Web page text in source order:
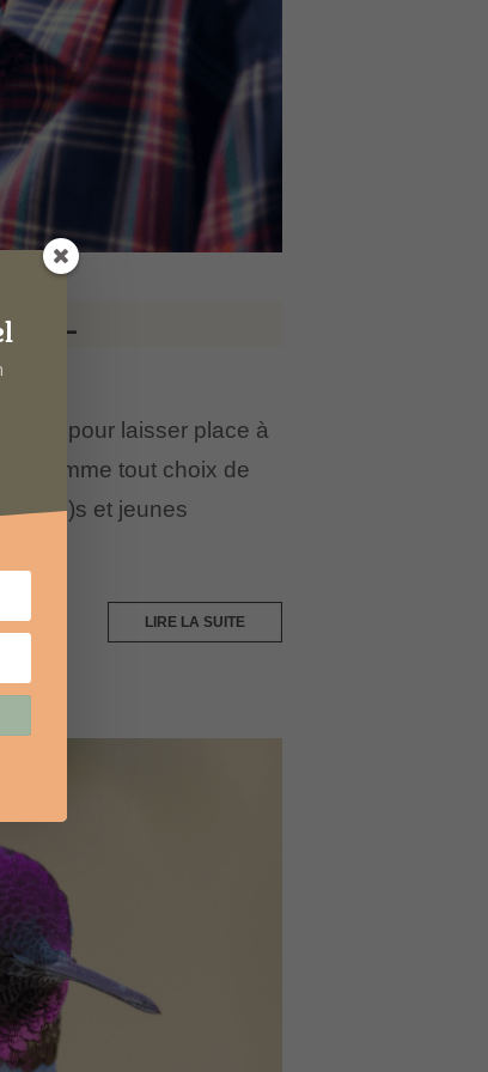
pour laisser place à
comme tout choix de
et jeunes
LIRE LA SUITE